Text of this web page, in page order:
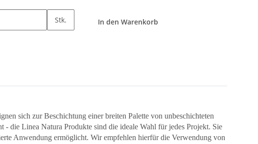
Stk. In den Warenkorb
sich zur Beschichtung einer breiten Palette von unbeschichteten
die Linea Natura Produkte sind die ideale Wahl für jedes Projekt. Sie
Anwendung ermöglicht. Wir empfehlen hierfür die Verwendung von